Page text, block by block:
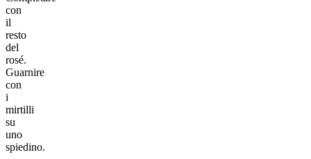
con
il
resto
del
rosé.
Guarnire
con
i
mirtilli
su
uno
spiedino.